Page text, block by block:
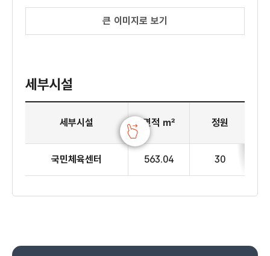
큰 이미지로 보기
세부시설
3층 국민체육센터 세부시설
세부시설
면적 ㎡ 정원
국민체육센터 563.04 30